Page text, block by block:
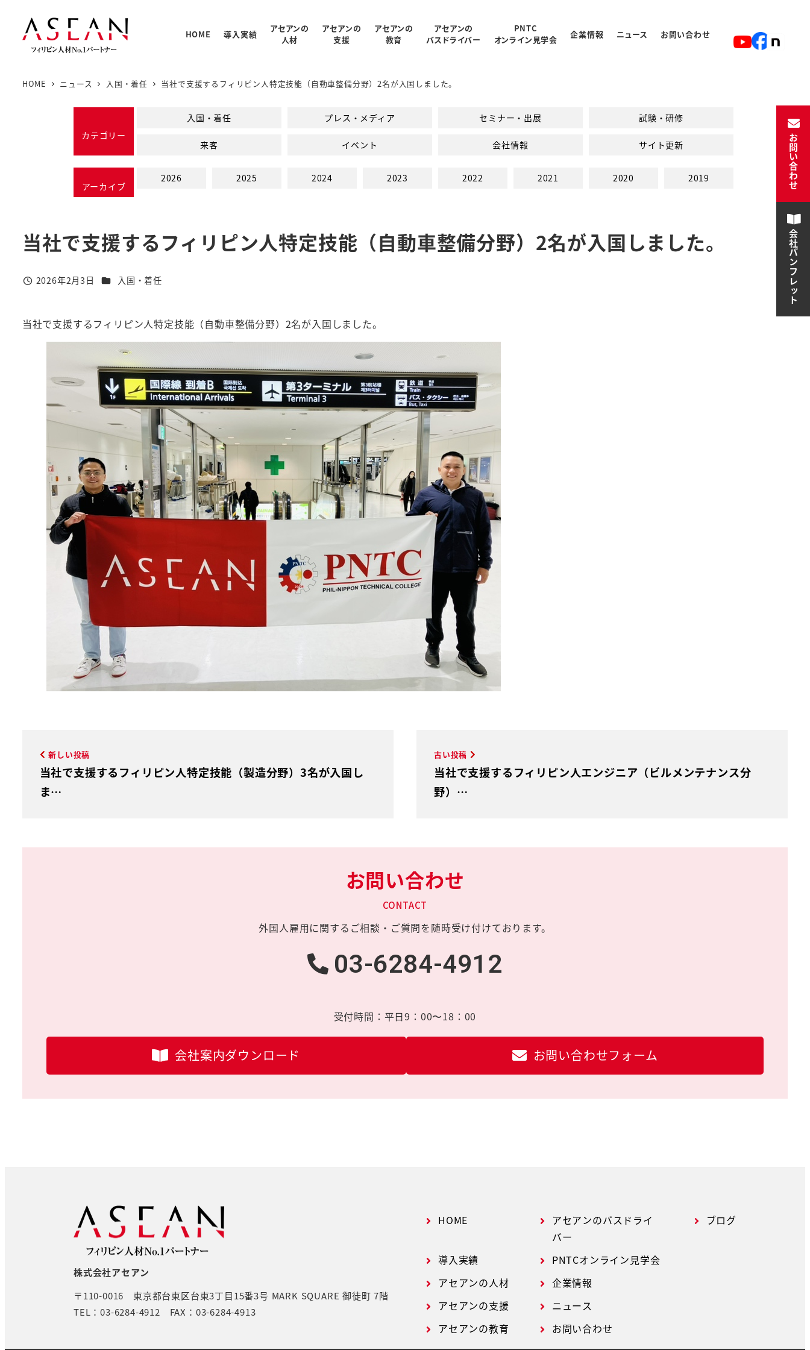
HOME 導入実績
アセアンの
人材
PNTCの教育費
アセアンの
支援
アセアンの
教育
アセアンの
バスドライバー
PNTC
オンライン見学会
企業情報 ニュース お問い合わせ
HOME ニュース 入国・着任 当社で支援するフィリピン人特定技能（自動車整備分野）2名が入国しました。
カテゴリー
入国・着任 プレス・メディア セミナー・出展 試験・研修
来客 イベント 会社情報 サイト更新
アーカイブ
2026 2025 2024 2023 2022 2021 2020 2019
当社で支援するフィリピン人特定技能（自動車整備分野）2名が入国しました。
投稿日
2026年2月3日 カテゴリー
入国・着任
当社で支援するフィリピン人特定技能（自動車整備分野）2名が入国しました。
古い投稿
当社で支援するフィリピン人エンジニア（ビルメンテナンス分
野）…
新しい投稿
当社で支援するフィリピン人特定技能（製造分野）3名が入国し
ま…
お問い合わせ
CONTACT
外国人雇用に関する ご相談・ご質問を随時受け付けております。
03-6284-4912
受付時間： 平日9：00〜18：00
会社案内ダウンロード お問い合わせフォーム
お問い合わせ
会社パンフレット
株式会社アセアン
〒110-0016 東京都台東区台東3丁目15番3号 MARK SQUARE 御徒町 7階
TEL：03-6284-4912 FAX：03-6284-4913
HOME
導入実績
アセアンの人材
アセアンの支援
アセアンの教育
アセアンのバスドライ
バー
PNTCオンライン見学会
企業情報
ニュース
お問い合わせ
ブログ